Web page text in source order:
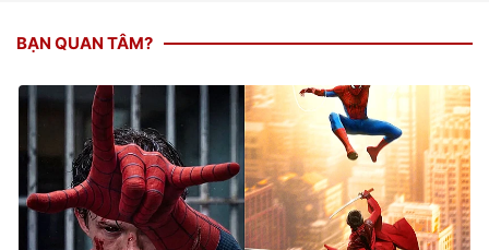
BẠN QUAN TÂM?